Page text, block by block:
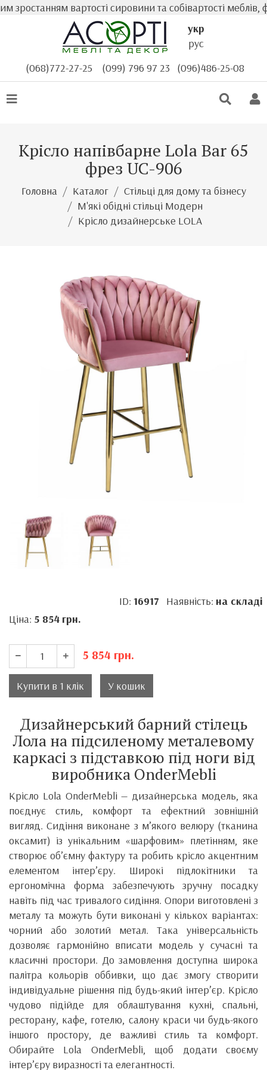
вартості сировини та собівартості меблів,
укр
рус
(068)772-27-25
(099) 796 97 23 (096)486-25-08
Крісло напівбарне Lola Bar 65
фрез UC-906
Головна Каталог
Стільці для дому та бізнесу
М'які обідні стільці Модерн
Крісло дизайнерське LOLA
ID: 16917 Наявність: на складі
Ціна: 5 854 грн.
5 854 грн.
Купити в 1 клік У кошик
Дизайнерський барний стілець
Лола на підсиленому металевому
каркасі з підставкою під ноги від
виробника OnderMebli
Крісло Lola OnderMebli — дизайнерська модель, яка
поєднує стиль, комфорт та ефектний зовнішній
вигляд. Сидіння виконане з м’якого велюру (тканина
оксамит) із унікальним «шарфовим» плетінням, яке
створює об’ємну фактуру та робить крісло акцентним
елементом інтер’єру. Широкі підлокітники та
ергономічна форма забезпечують зручну посадку
навіть під час тривалого сидіння. Опори виготовлені з
металу та можуть бути виконані у кількох варіантах:
чорний або золотий метал. Така універсальність
дозволяє гармонійно вписати модель у сучасні та
класичні простори. До замовлення доступна широка
палітра кольорів оббивки, що дає змогу створити
індивідуальне рішення під будь-який інтер’єр. Крісло
чудово підійде для облаштування кухні, спальні,
ресторану, кафе, готелю, салону краси чи будь-якого
іншого простору, де важливі стиль та комфорт.
Обирайте Lola OnderMebli, щоб додати своєму
інтер’єру виразності та елегантності.